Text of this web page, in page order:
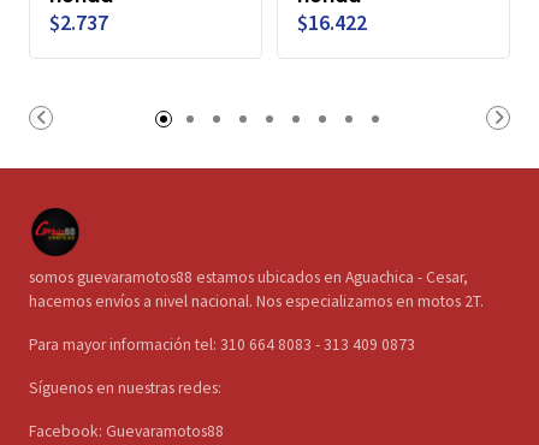
$2.737 $16.422
somos guevaramotos88 estamos ubicados en Aguachica - Cesar,
hacemos envíos a nivel nacional. Nos especializamos en motos 2T.
Para mayor información tel: 310 664 8083 - 313 409 0873
Síguenos en nuestras redes:
Facebook: Guevaramotos88